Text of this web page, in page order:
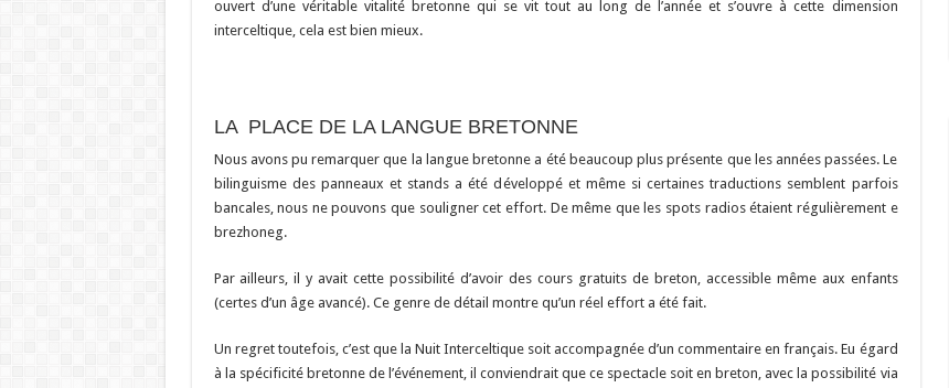
ouvert d’une véritable vitalité bretonne qui se vit tout au long de l’année et s’ouvre à cette dimension
interceltique, cela est bien mieux.
LA PLACE DE LA LANGUE BRETONNE
Nous avons pu remarquer que la langue bretonne a été beaucoup plus présente que les années passées. Le
bilinguisme des panneaux et stands a été développé et même si certaines traductions semblent parfois
bancales, nous ne pouvons que souligner cet effort. De même que les spots radios étaient régulièrement e
brezhoneg.
Par ailleurs, il y avait cette possibilité d’avoir des cours gratuits de breton, accessible même aux enfants
(certes d’un âge avancé). Ce genre de détail montre qu’un réel effort a été fait.
Un regret toutefois, c’est que la Nuit Interceltique soit accompagnée d’un commentaire en français. Eu égard
à la spécificité bretonne de l’événement, il conviendrait que ce spectacle soit en breton, avec la possibilité via